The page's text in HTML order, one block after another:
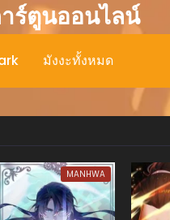
ร์ตูนออนไลน์
มังงะทั้งหมด
MANHWA